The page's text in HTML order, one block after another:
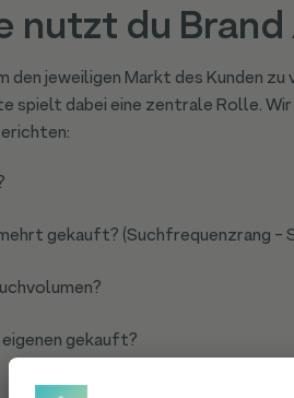
nutzt du
den jeweiligen Markt des Kunden
spielt dabei eine zentrale Rolle.
gekauft? (Suchfrequenzrang -
gekauft?